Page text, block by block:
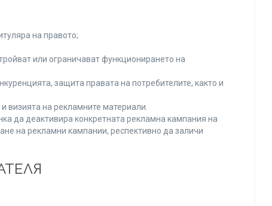
на правото;
или ограничават функционирането на
защита правата на потребителите, както и
на рекламните материали.
да деактивира конкретната рекламна кампания на
на рекламни кампании, респективно да заличи